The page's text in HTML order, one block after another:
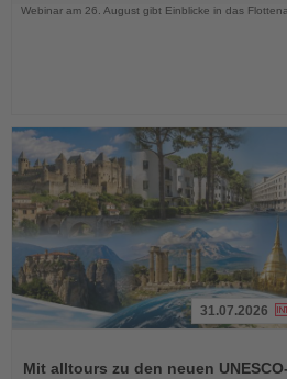
Webinar am 26. August gibt Einblicke in das
die
31.07.2026
Mit alltours zu den neuen